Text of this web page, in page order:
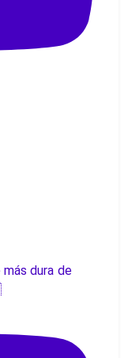
dura de